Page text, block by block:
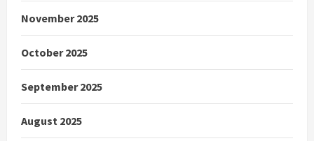
November 2025
October 2025
September 2025
August 2025